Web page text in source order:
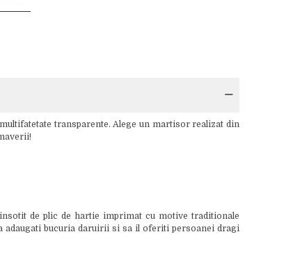
transparente. Alege un martisor realizat din
de plic de hartie imprimat cu motive traditionale
adaugati bucuria daruirii si sa il oferiti persoanei dragi